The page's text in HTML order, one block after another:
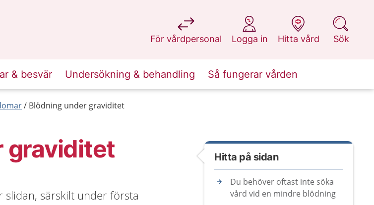
För vårdpersonal
på 1177.se
Logga in
på 1177.se
Hitta vård
på 1177.se
Sök
på 1177.se
& besvär Undersökning & behandling Så fungerar vården
Blödning under graviditet
graviditet
särskilt under första
Hitta på sidan
Du behöver oftast inte söka
vård vid en mindre blödning